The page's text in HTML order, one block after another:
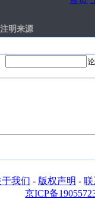
明来源
于我们 - 版权声明 - 联
京ICP备